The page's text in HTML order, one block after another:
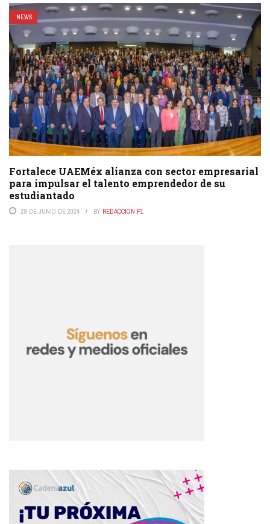
NEWS
Fortalece UAEMéx alianza con sector empresarial
para impulsar el talento emprendedor de su
estudiantado
29 DE JUNIO DE 2024 BY REDACCIÓN P1